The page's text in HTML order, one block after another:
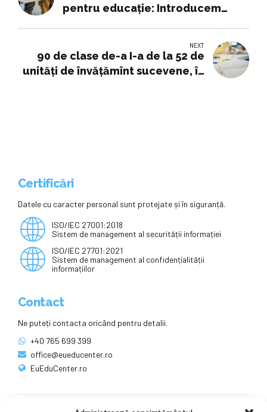
pentru educaţie: Introducem
Sistemul educaţional trebuie să
se axeze şi să se orienteze către
NEXT
90 de clase de-a I-a de la 52 de
unități de învățămînt sucevene, în
Certificări
Datele cu caracter personal sunt protejate și în siguranță.
ISO/IEC 27001:2018
Sistem de management al securității informației
ISO/IEC 27701:2021
Sistem de management al confidențialității
informațiilor
Contact
Ne puteți contacta oricând pentru detalii.
+40 765 699 399
office@eueducenter.ro
EuEduCenter.ro